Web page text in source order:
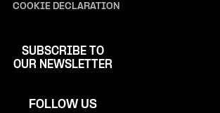
COOKIE DECLARATION
SUBSCRIBE TO
OUR NEWSLETTER
FOLLOW US